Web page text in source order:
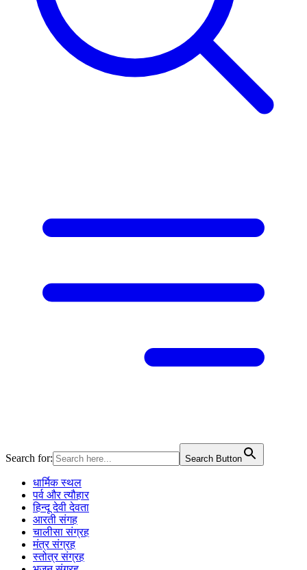
Search for: Search Button
धार्मिक स्थल
पर्व और त्यौहार
हिन्दू देवी देवता
आरती संगह
चालीसा संग्रह
मंत्र संग्रह
स्तोत्र संग्रह